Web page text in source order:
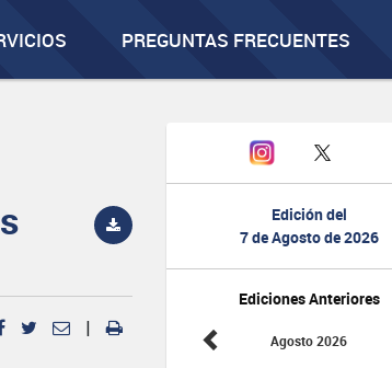
PREGUNTAS FRECUENTES
Edición del
7 de Agosto de 2026
Ediciones Anteriores
Agosto 2026
|